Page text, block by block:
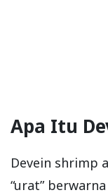
Apa Itu
Devein shrimp
“urat”